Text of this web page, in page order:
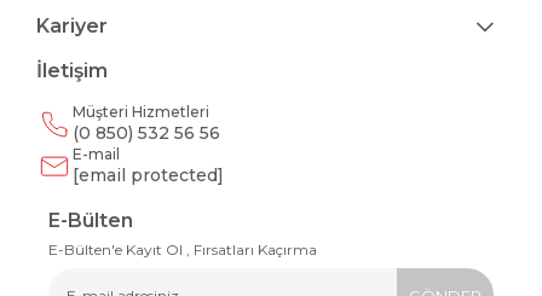
Kariyer
İletişim
Müşteri Hizmetleri
(0 850) 532 56 56
E-mail
[email protected]
E-Bülten
E-Bülten'e Kayıt Ol , Fırsatları Kaçırma